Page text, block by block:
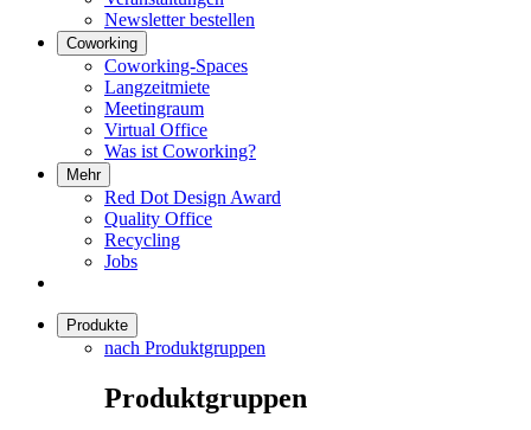
Newsletter bestellen
Coworking
Coworking-Spaces
Langzeitmiete
Meetingraum
Virtual Office
Was ist Coworking?
Mehr
Red Dot Design Award
Quality Office
Recycling
Jobs
Produkte
nach Produktgruppen
Produktgruppen